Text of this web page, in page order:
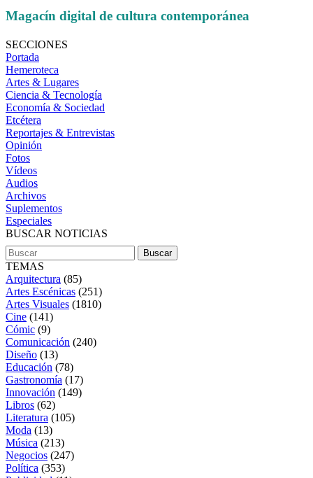
Magacín digital de cultura contemporánea
SECCIONES
Portada
Hemeroteca
Artes & Lugares
Ciencia & Tecnología
Economía & Sociedad
Etcétera
Reportajes & Entrevistas
Opinión
Fotos
Vídeos
Audios
Archivos
Suplementos
Especiales
BUSCAR NOTICIAS
TEMAS
Arquitectura (85)
Artes Escénicas (251)
Artes Visuales (1810)
Cine (141)
Cómic (9)
Comunicación (240)
Diseño (13)
Educación (78)
Gastronomía (17)
Innovación (149)
Libros (62)
Literatura (105)
Moda (13)
Música (213)
Negocios (247)
Política (353)